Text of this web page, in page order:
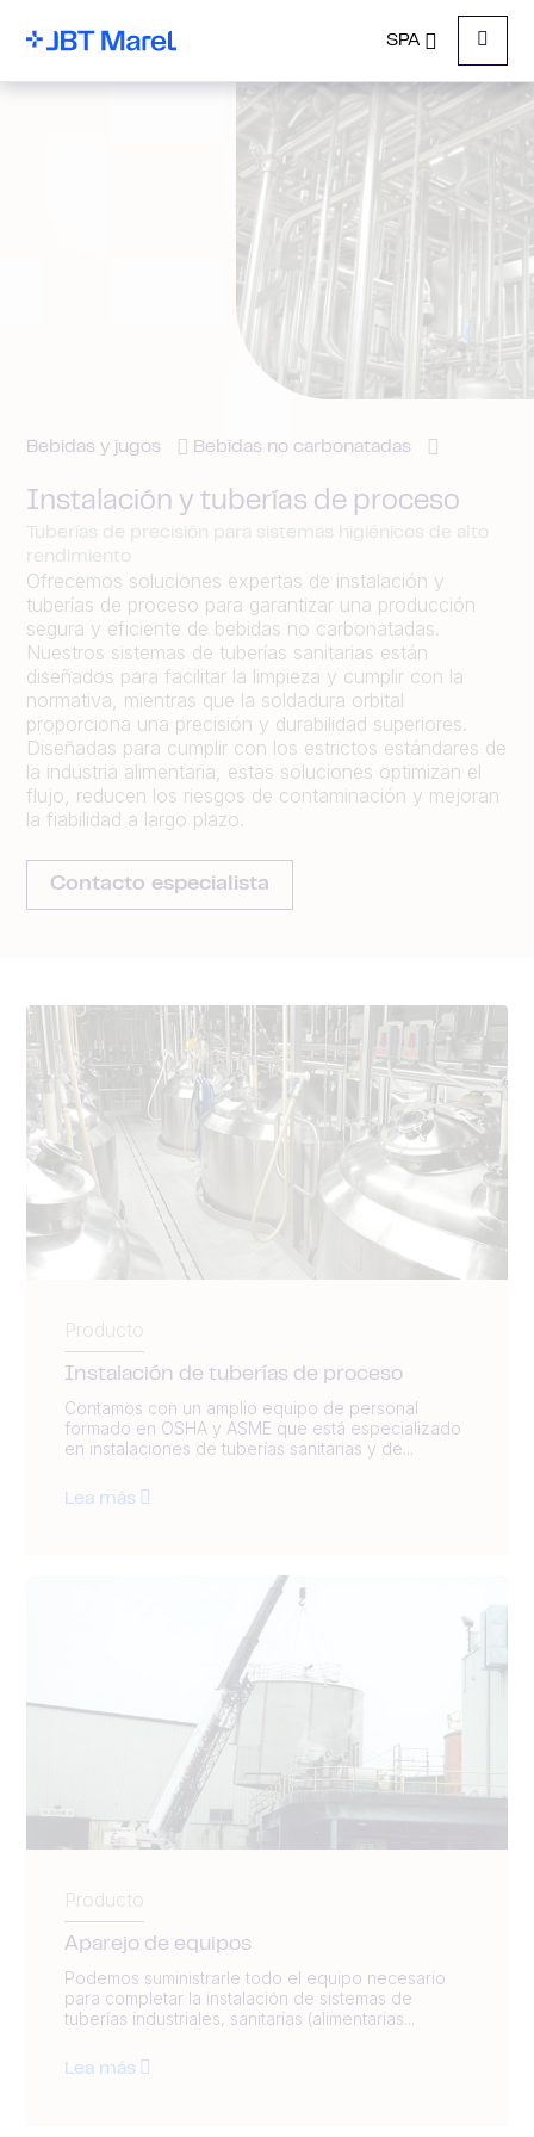
SPA
Menu
Bebidas y jugos Bebidas no carbonatadas
Instalación y tuberías de proceso
Tuberías de precisión para sistemas higiénicos de alto
rendimiento
Ofrecemos soluciones expertas de instalación y
tuberías de proceso para garantizar una producción
segura y eficiente de bebidas no carbonatadas.
Nuestros sistemas de tuberías sanitarias están
diseñados para facilitar la limpieza y cumplir con la
normativa, mientras que la soldadura orbital
proporciona una precisión y durabilidad superiores.
Diseñadas para cumplir con los estrictos estándares de
la industria alimentaria, estas soluciones optimizan el
flujo, reducen los riesgos de contaminación y mejoran
la fiabilidad a largo plazo.
Contacto especialista
Producto
Instalación de tuberías de proceso
Contamos con un amplio equipo de personal
formado en OSHA y ASME que está especializado
en instalaciones de tuberías sanitarias y de...
Lea más
Producto
Aparejo de equipos
Podemos suministrarle todo el equipo necesario
para completar la instalación de sistemas de
tuberías industriales, sanitarias (alimentarias...
Lea más